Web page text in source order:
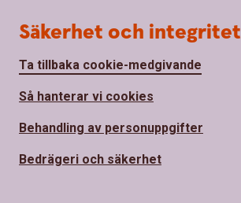
Säkerhet och integritet
Ta tillbaka cookie-medgivande
Så hanterar vi cookies
Behandling av personuppgifter
Bedrägeri och säkerhet